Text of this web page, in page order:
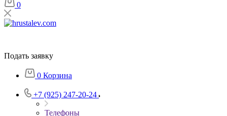
0
Подать заявку
0 Корзина
+7 (925) 247-20-24
Телефоны